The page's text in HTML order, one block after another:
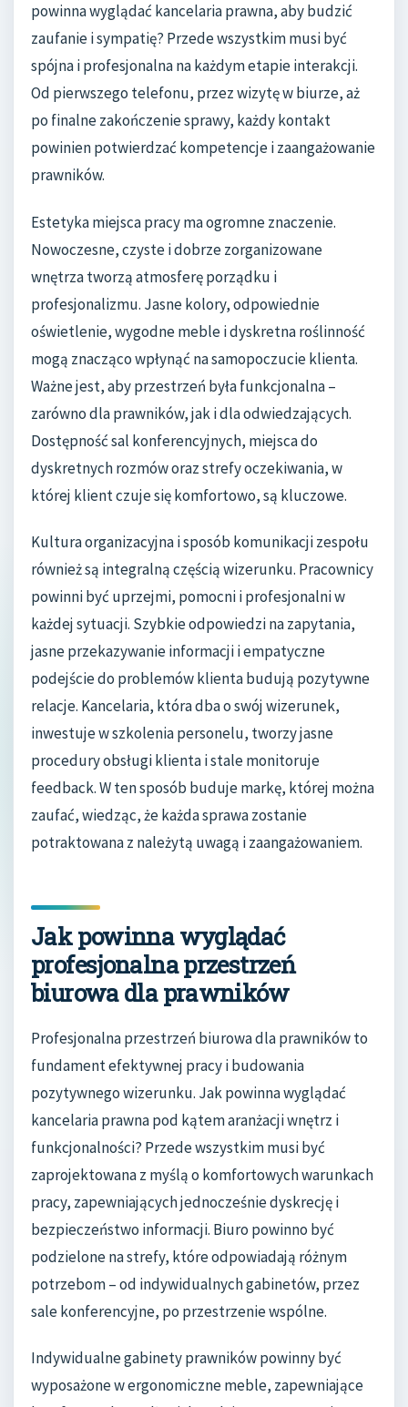
powinna wyglądać kancelaria prawna, aby budzić
zaufanie i sympatię? Przede wszystkim musi być
spójna i profesjonalna na każdym etapie interakcji.
Od pierwszego telefonu, przez wizytę w biurze, aż
po finalne zakończenie sprawy, każdy kontakt
powinien potwierdzać kompetencje i zaangażowanie
prawników.
Estetyka miejsca pracy ma ogromne znaczenie.
Nowoczesne, czyste i dobrze zorganizowane
wnętrza tworzą atmosferę porządku i
profesjonalizmu. Jasne kolory, odpowiednie
oświetlenie, wygodne meble i dyskretna roślinność
mogą znacząco wpłynąć na samopoczucie klienta.
Ważne jest, aby przestrzeń była funkcjonalna –
zarówno dla prawników, jak i dla odwiedzających.
Dostępność sal konferencyjnych, miejsca do
dyskretnych rozmów oraz strefy oczekiwania, w
której klient czuje się komfortowo, są kluczowe.
Kultura organizacyjna i sposób komunikacji zespołu
również są integralną częścią wizerunku. Pracownicy
powinni być uprzejmi, pomocni i profesjonalni w
każdej sytuacji. Szybkie odpowiedzi na zapytania,
jasne przekazywanie informacji i empatyczne
podejście do problemów klienta budują pozytywne
relacje. Kancelaria, która dba o swój wizerunek,
inwestuje w szkolenia personelu, tworzy jasne
procedury obsługi klienta i stale monitoruje
feedback. W ten sposób buduje markę, której można
zaufać, wiedząc, że każda sprawa zostanie
potraktowana z należytą uwagą i zaangażowaniem.
Jak powinna wyglądać
profesjonalna przestrzeń
biurowa dla prawników
Profesjonalna przestrzeń biurowa dla prawników to
fundament efektywnej pracy i budowania
pozytywnego wizerunku. Jak powinna wyglądać
kancelaria prawna pod kątem aranżacji wnętrz i
funkcjonalności? Przede wszystkim musi być
zaprojektowana z myślą o komfortowych warunkach
pracy, zapewniających jednocześnie dyskrecję i
bezpieczeństwo informacji. Biuro powinno być
podzielone na strefy, które odpowiadają różnym
potrzebom – od indywidualnych gabinetów, przez
sale konferencyjne, po przestrzenie wspólne.
Indywidualne gabinety prawników powinny być
wyposażone w ergonomiczne meble, zapewniające